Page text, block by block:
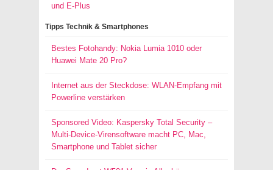
und E-Plus
Tipps Technik & Smartphones
Bestes Fotohandy: Nokia Lumia 1010 oder
Huawei Mate 20 Pro?
Internet aus der Steckdose: WLAN-Empfang mit
Powerline verstärken
Sponsored Video: Kaspersky Total Security –
Multi-Device-Virensoftware macht PC, Mac,
Smartphone und Tablet sicher